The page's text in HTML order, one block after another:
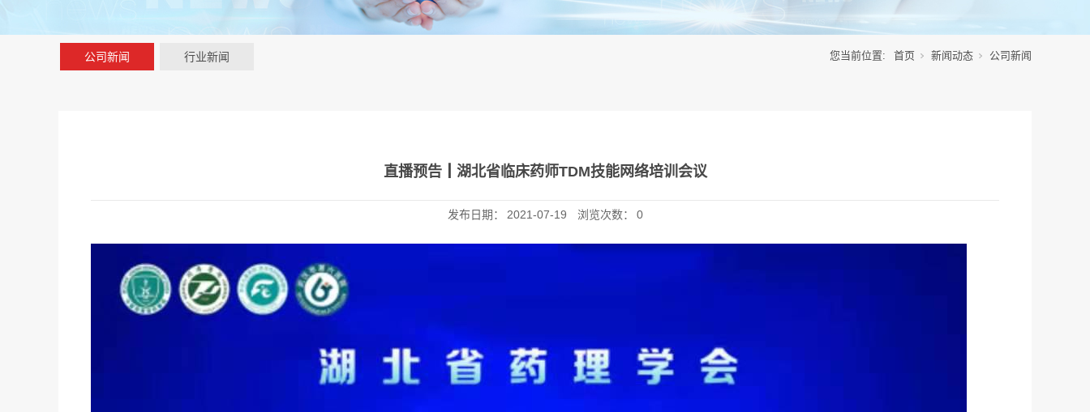
公司新闻 行业新闻 您当前位置: 首页 新闻动态 公司新闻
直播预告┃湖北省临床药师TDM技能网络培训会议
发布日期： 2021-07-19 浏览次数： 0